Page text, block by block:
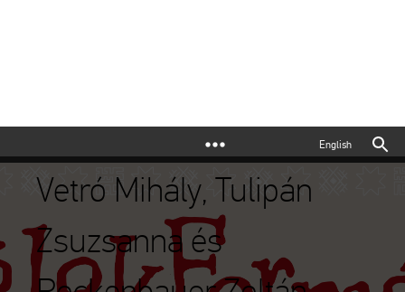
English
Vetró Mihály, Tulipán
Zsuzsanna és